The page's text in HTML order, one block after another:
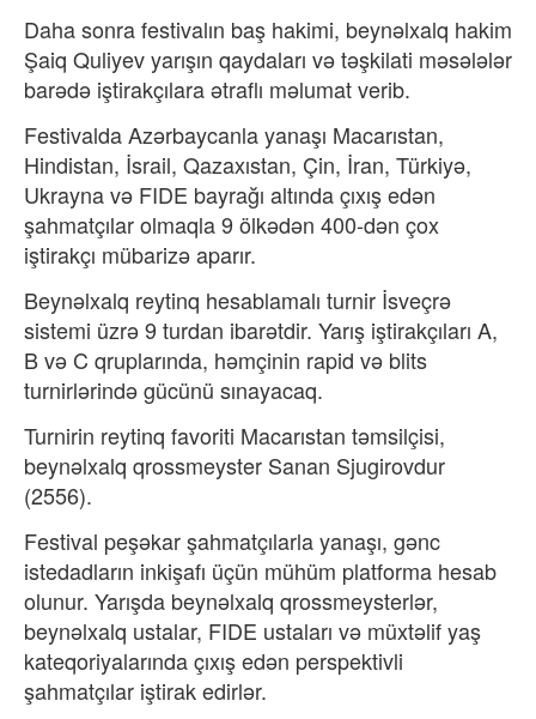
Daha sonra festivalın baş hakimi, beynəlxalq hakim
Şaiq Quliyev yarışın qaydaları və təşkilati məsələlər
barədə iştirakçılara ətraflı məlumat verib.
Festivalda Azərbaycanla yanaşı Macarıstan,
Hindistan, İsrail, Qazaxıstan, Çin, İran, Türkiyə,
Ukrayna və FIDE bayrağı altında çıxış edən
şahmatçılar olmaqla 9 ölkədən 400-dən çox
iştirakçı mübarizə aparır.
Beynəlxalq reytinq hesablamalı turnir İsveçrə
sistemi üzrə 9 turdan ibarətdir. Yarış iştirakçıları A,
B və C qruplarında, həmçinin rapid və blits
turnirlərində gücünü sınayacaq.
Turnirin reytinq favoriti Macarıstan təmsilçisi,
beynəlxalq qrossmeyster Sanan Sjugirovdur
(2556).
Festival peşəkar şahmatçılarla yanaşı, gənc
istedadların inkişafı üçün mühüm platforma hesab
olunur. Yarışda beynəlxalq qrossmeysterlər,
beynəlxalq ustalar, FIDE ustaları və müxtəlif yaş
kateqoriyalarında çıxış edən perspektivli
şahmatçılar iştirak edirlər.